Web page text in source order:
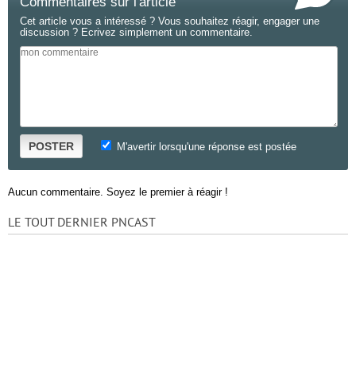
Cet article vous a intéressé ? Vous souhaitez réagir, engager une
discussion ? Ecrivez simplement un commentaire.
POSTER M'avertir lorsqu'une réponse est postée
Aucun commentaire. Soyez le premier à réagir !
LE TOUT DERNIER PNCAST